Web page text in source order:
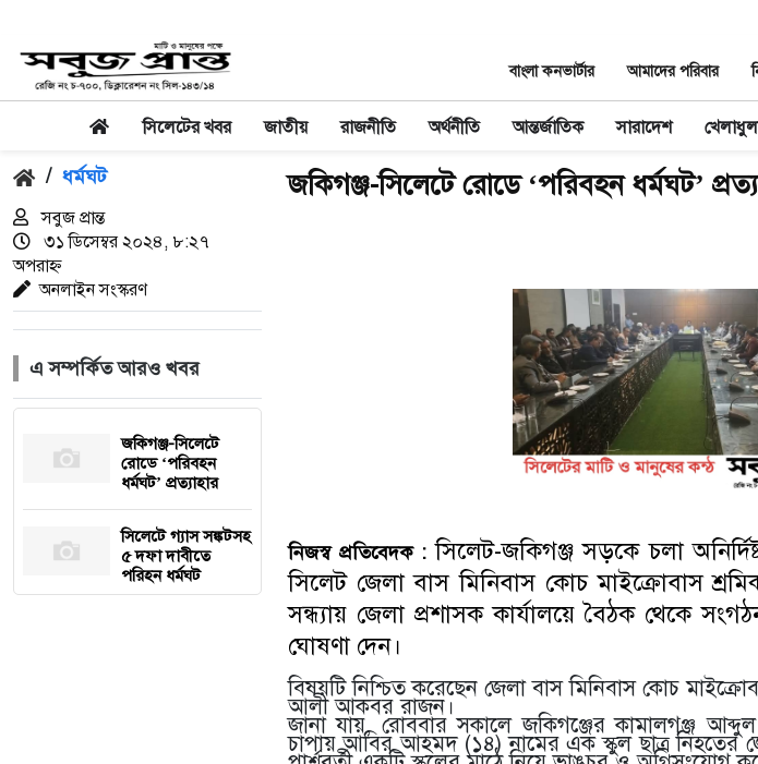
বাংলা কনভার্টার আমাদের পরিবার
সিলেটের খবর জাতীয় রাজনীতি অর্থনীতি আন্তর্জাতিক সারাদেশ
/ ধর্মঘট
সবুজ প্রান্ত
৩১ ডিসেম্বর ২০২৪, ৮:২৭
অপরাহ্ন
অনলাইন সংস্করণ
এ সম্পর্কিত আরও খবর
জকিগঞ্জ-সিলেটে
রোডে ‘পরিবহন
ধর্মঘট’ প্রত্যাহার
সিলেটে গ্যাস সঙ্কটসহ
৫ দফা দাবীতে
পরিহন ধর্মঘট
জকিগঞ্জ-সিলেটে রোডে ‘পরিবহন ধর্মঘট’
নিজস্ব প্রতিবেদক :সিলেট-জকিগঞ্জ সড়কে চলা
সিলেট জেলা বাস মিনিবাস কোচ মাইক্রোবাস
সন্ধ্যায় জেলা প্রশাসক কার্যালয়ে বৈঠক থেকে
ঘোষণা দেন।
বিষয়টি নিশ্চিত করেছেন জেলা বাস মিনিবাস কোচ
আলী আকবর রাজন।
জানা যায়, রোববার সকালে জকিগঞ্জের কামালগঞ্জ
চাপায় আবির আহমদ (১৪) নামের এক স্কুল ছাত্র নিহতের